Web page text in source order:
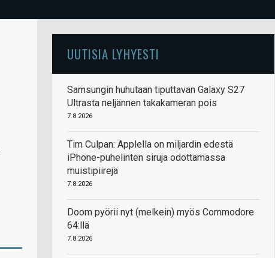
UUTISIA LYHYESTI
Samsungin huhutaan tiputtavan Galaxy S27
Ultrasta neljännen takakameran pois
7.8.2026
Tim Culpan: Applella on miljardin edestä
iPhone-puhelinten siruja odottamassa
muistipiirejä
7.8.2026
Doom pyörii nyt (melkein) myös Commodore
64:llä
7.8.2026